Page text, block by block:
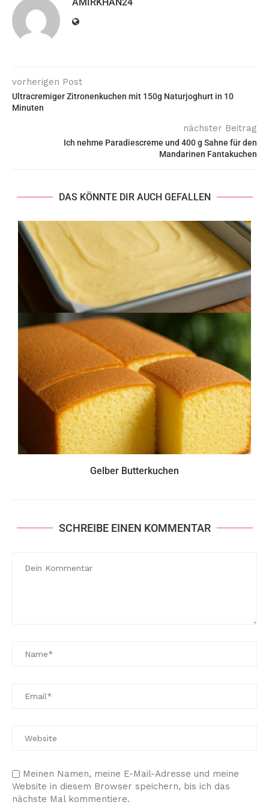
vorherigen Post
Ultracremiger Zitronenkuchen mit 150g Naturjoghurt in 10
Minuten
nächster Beitrag
Ich nehme Paradiescreme und 400 g Sahne für den
Mandarinen Fantakuchen
DAS KÖNNTE DIR AUCH GEFALLEN
Gelber Butterkuchen
SCHREIBE EINEN KOMMENTAR
Meinen Namen, meine E-Mail-Adresse und meine
Website in diesem Browser speichern, bis ich das
nächste Mal kommentiere.